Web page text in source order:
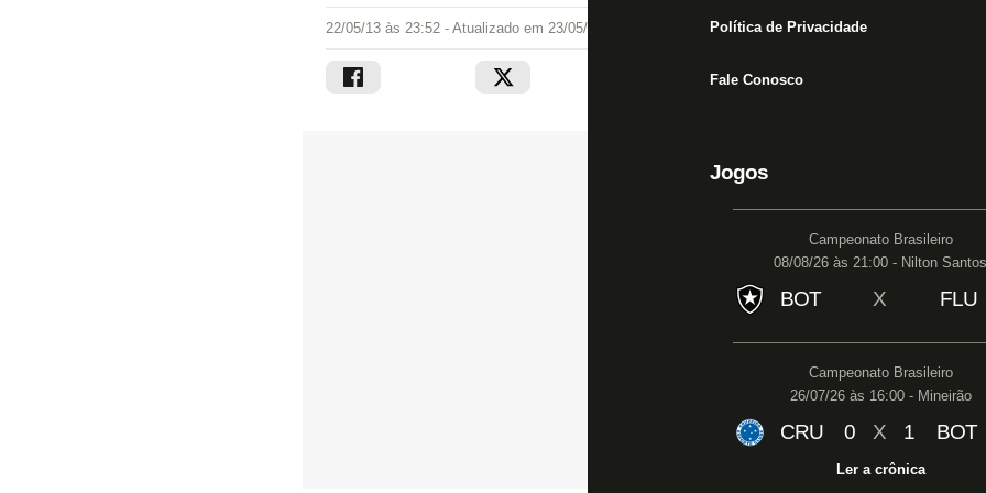
Política de Privacidade
Fale Conosco
Jogos
Campeonato Brasileiro
08/08/26 às 21:00 - Nilton Santos
BOT X FLU
Campeonato Brasileiro
26/07/26 às 16:00 - Mineirão
CRU 0 X 1 BOT
Ler a crônica
22/05/13 às 23:52 - Atualizado em 23/05/13 às 00:18